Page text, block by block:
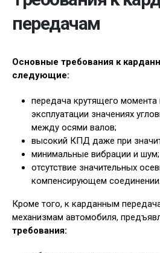
передачам
Основные требования к
следующие:
передача крутящего
эксплуатации значениях
между осями валов;
высокий КПД даже при
минимальные вибрации и шум;
отсутствие значительных
компенсирующем соединении.
Кроме того, к карданным
механизмам автомобиля,
требования: